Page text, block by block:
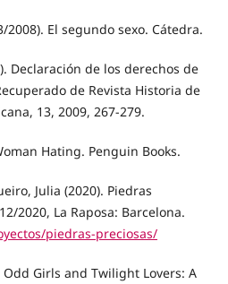
2008). El segundo sexo. Cátedra.
Declaración de los derechos de
de Revista Historia de
13, 2009, 267-279.
Hating. Penguin Books.
Julia (2020). Piedras
2020, La Raposa: Barcelona.
piedras-preciosas/
Girls and Twilight Lovers: A